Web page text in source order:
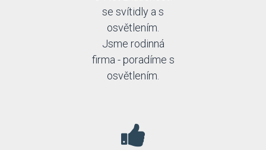
se svítidly a s
osvětlením.
Jsme rodinná
firma - poradíme s
osvětlením.